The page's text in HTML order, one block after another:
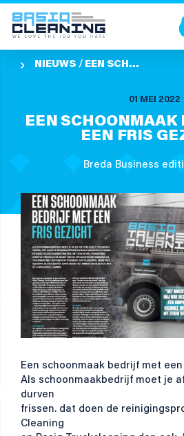
 NIEUWS EEN SCHOONMAAK BEDRIJF MET EEN FRIS GEZICHT
01 MEI 2022
EEN SCHOONMAAK
EEN FRIS
Breda Business
Een schoonmaak bedrijf met
Als schoonmaakbedrijf moet je
durven
frissen. dat doen de
Cleaning